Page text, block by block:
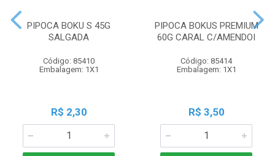
PIPOCA BOKU S 45G
SALGADA
Código: 85410
Embalagem: 1X1
R$ 2,30
PIPOCA BOKUS PREMIUM
60G CARAL C/AMENDOI
Código: 85414
Embalagem: 1X1
R$ 3,50